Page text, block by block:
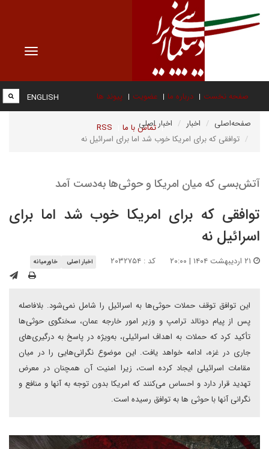
Toggle
صفحه نخست درباره ما عضویت پیوند ها
تماس با ما RSS
ENGLISH
صفحه‌اصلی اخبار
اخبار اصلی
توافقی که برای امریکا خوب شد اما برای اسرائیل نه
آتش‌بسی که میان امریکا و حوثی‌ها به‌دست آمد
توافقی که برای امریکا خوب شد اما برای
اسرائیل نه
کد : ۲۰۳۲۷۵۴ اخبار اصلی خاورمیانه
این توافق توقف حملات حوثی‌ها به اسرائیل را شامل نمی‌شود. بلافاصله
پس از پیام دونالد ترامپ و وزیر امور خارجه عمان، سخنگوی حوثی‌ها
تأکید کرد که حملات به اهداف اسرائیلی، به‌ویژه در پاسخ به درگیری‌های
جاری در غزه، ادامه خواهد یافت. این موضوع نگرانی‌هایی را در میان
مقامات اسرائیلی ایجاد کرده است، زیرا امنیت آن همچنان در معرض
تهدید قرار دارد و احساس می‌کنند که امریکا بدون توجه به آنها و منافع و
نگرانی آنها با حوثی ها به توافق رسیده‌ است.